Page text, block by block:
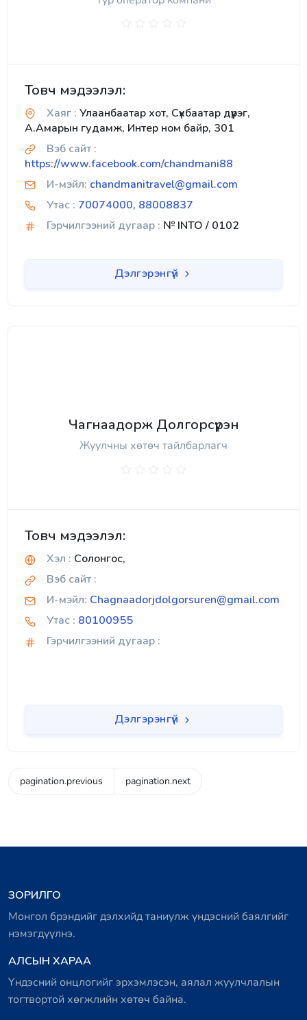
Товч мэдээлэл:
Хаяг : Улаанбаатар хот, Сүхбаатар дүүрэг,
А.Амарын гудамж, Интер ном байр, 301
Вэб сайт :
https://www.facebook.com/chandmani88
И-мэйл: chandmanitravel@gmail.com
Утас : 70074000, 88008837
Гэрчилгээний дугаар : № INTO / 0102
Дэлгэрэнгүй
Чагнаадорж Долгорсүрэн
Жуулчны хөтөч тайлбарлагч
Товч мэдээлэл:
Хэл : Солонгос,
Вэб сайт :
И-мэйл: Chagnaadorjdolgorsuren@gmail.com
Утас : 80100955
Гэрчилгээний дугаар :
Дэлгэрэнгүй
pagination.previous pagination.next
ЗОРИЛГО
Монгол брэндийг дэлхийд таниулж үндэсний баялгийг
нэмэгдүүлнэ.
АЛСЫН ХАРАА
Үндэсний онцлогийг эрхэмлэсэн, аялал жуулчлалын
тогтвортой хөгжлийн хөтөч байна.